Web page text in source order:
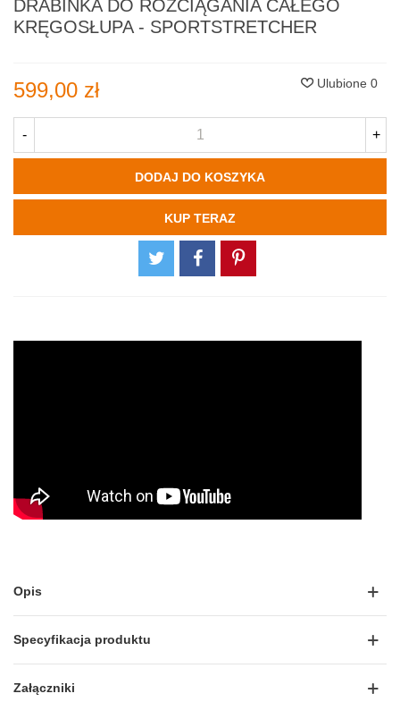
DRABINKA DO ROZCIĄGANIA CAŁEGO
KRĘGOSŁUPA - SPORTSTRETCHER
599,00 zł Ulubione 0
- +
DODAJ DO KOSZYKA
KUP TERAZ
Opis
Specyfikacja produktu
Załączniki